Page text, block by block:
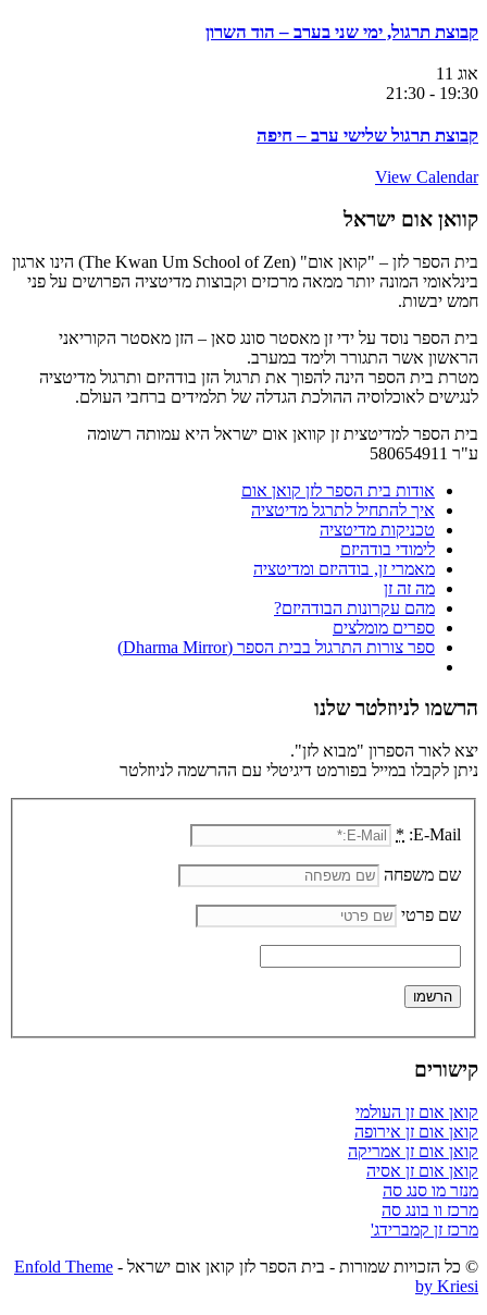
קבוצת תרגול, ימי שני בערב – הוד השרון
אוג 11
19:30
-
21:30
קבוצת תרגול שלישי ערב – חיפה
View Calendar
קוואן אום ישראל
בית הספר לזן – "קואן אום" (The Kwan Um School of Zen) הינו ארגון
בינלאומי המונה יותר ממאה מרכזים וקבוצות מדיטציה הפרושים על פני
חמש יבשות.
בית הספר נוסד על ידי זן מאסטר סונג סאן – הזן מאסטר הקוריאני
הראשון אשר התגורר ולימד במערב.
מטרת בית הספר הינה להפוך את תרגול הזן בודהיזם ותרגול מדיטציה
לנגישים לאוכלוסיה ההולכת הגדלה של תלמידים ברחבי העולם.
בית הספר למדיטצית זן קוואן אום ישראל היא עמותה רשומה
ע"ר 580654911
אודות בית הספר לזן קואן אום
איך להתחיל לתרגל מדיטציה
טכניקות מדיטציה
לימודי בודהיזם
מאמרי זן, בודהיזם ומדיטציה
מה זה זן
מהם עקרונות הבודהיזם?
ספרים מומלצים
ספר צורות התרגול בבית הספר (Dharma Mirror)
הרשמו לניוזלטר שלנו
יצא לאור הספרון "מבוא לזן".
ניתן לקבלו במייל בפורמט דיגיטלי עם ההרשמה לניוזלטר
E-Mail:
*
שם משפחה
שם פרטי
קישורים
קואן אום זן העולמי
קואן אום זן אירופה
קואן אום זן אמריקה
קואן אום זן אסיה
מנזר מו סנג סה
מרכז וו בונג סה
מרכז זן קמברידג'
© כל הזכויות שמורות - בית הספר לזן קואן אום ישראל - Enfold Theme
by Kriesi